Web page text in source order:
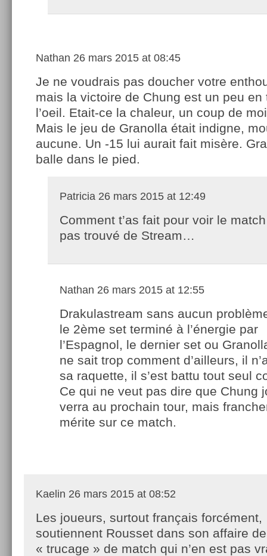
Nathan 26 mars 2015 at 08:45
Je ne voudrais pas doucher votre
mais la victoire de Chung est un peu en
l’oeil. Etait-ce la chaleur, un coup de
Mais le jeu de Granolla était indigne,
aucune. Un -15 lui aurait fait misère.
balle dans le pied.
Patricia 26 mars 2015 at 12:49
Comment t’as fait pour voir le match
pas trouvé de Stream…
Nathan 26 mars 2015 at 12:55
Drakulastream sans aucun
le 2ème set terminé à l’énergie par
l’Espagnol, le dernier set ou
ne sait trop comment d’ailleurs, il
sa raquette, il s’est battu tout seul
Ce qui ne veut pas dire que Chung
verra au prochain tour, mais
mérite sur ce match.
Kaelin 26 mars 2015 at 08:52
Les joueurs, surtout français forcément,
soutiennent Rousset dans son affaire de
« trucage » de match qui n’en est pas